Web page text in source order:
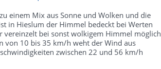
einem Mix aus Sonne und Wolken und die
in Hieslum der Himmel bedeckt bei Werten
vereinzelt bei sonst wolkigem Himmel möglich
von 10 bis 35 km/h weht der Wind aus
zwischen 22 und 56 km/h